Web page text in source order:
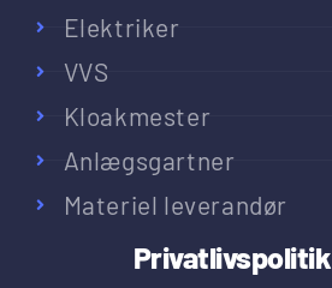
Elektriker
VVS
Kloakmester
Anlægsgartner
Materiel leverandør
Privatlivspolitik